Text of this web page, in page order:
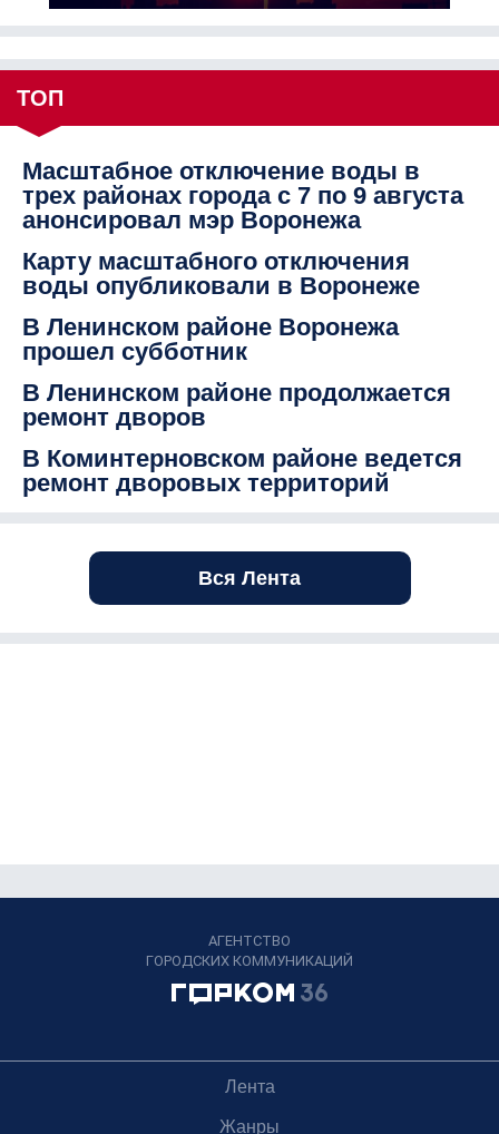
ТОП
Масштабное отключение воды в
трех районах города с 7 по 9 августа
анонсировал мэр Воронежа
Карту масштабного отключения
воды опубликовали в Воронеже
В Ленинском районе Воронежа
прошел субботник
В Ленинском районе продолжается
ремонт дворов
В Коминтерновском районе ведется
ремонт дворовых территорий
Вся Лента
АГЕНТСТВО
ГОРОДСКИХ КОММУНИКАЦИЙ
Лента
Жанры